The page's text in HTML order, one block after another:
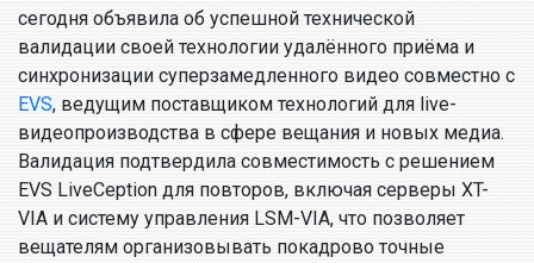
сегодня объявила об успешной технической
валидации своей технологии удалённого приёма и
синхронизации суперзамедленного видео совместно с
EVS, ведущим поставщиком технологий для live-
видеопроизводства в сфере вещания и новых медиа.
Валидация подтвердила совместимость с решением
EVS LiveCeption для повторов, включая серверы XT-
VIA и систему управления LSM-VIA, что позволяет
вещателям организовывать покадрово точные